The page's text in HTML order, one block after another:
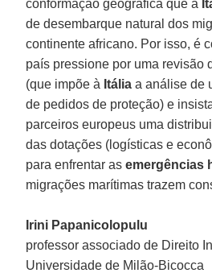
conformação geográfica que a
de desembarque natural dos
continente africano. Por isso, é
país pressione por uma revisão
(que impõe à Itália a análise de
de pedidos de proteção) e
parceiros europeus uma
das dotações (logísticas e
para enfrentar asemergências
migrações marítimas trazem
Irini Papanicolopulu
professor associado de Direito
Universidade de Milão-Bicocca